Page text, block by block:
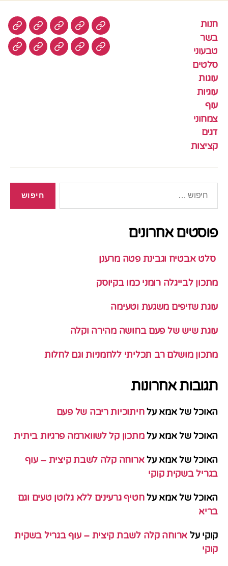
חנות
בשר
טבעוני
סלטים
עוגות
עוגיות
עוף
צמחוני
דגים
קציצות
חנות בשר טבעוניסלטים
עוגיותעוף צמחונידגים
פוסטים אחרונים
סלט אבטיח וגבינת פטה מרענן
מתכון לבייגלה רומני כמו בקיוסק
עוגת שזיפים משגעת וטעימה
עוגת שיש של פעם בחושה מהירה וקלה
מתכון מושלם רב תכליתי ללחמניות וגם לחלות
תגובות אחרונות
האוכל של אמא עלחיתוכיות ריבה של פעם
האוכל של אמא עלמתכון קל לשווארמה פרגיות ביתית
האוכל של אמא עלארוחה קלה לשבת קיצית – עוף
בגריל בשקית קוקי
האוכל של אמא עלחטיף גרעינים ללא גלוטן טעים וגם
בריא
קוקי על ארוחה קלה לשבת קיצית – עוף בגריל בשקית
קוקי